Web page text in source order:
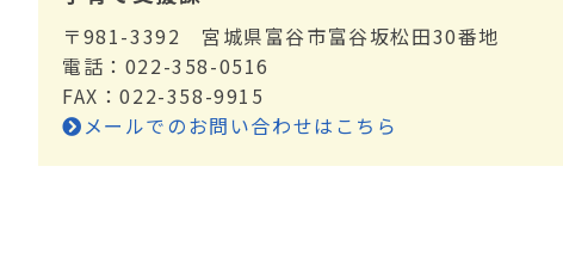
〒981-3392 宮城県富谷市富谷坂松田30番地
電話：022-358-0516
FAX：022-358-9915
メールでのお問い合わせはこちら